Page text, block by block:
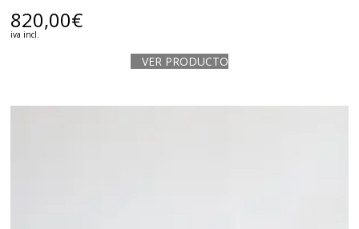
820,00€
iva incl.
VER PRODUCTO